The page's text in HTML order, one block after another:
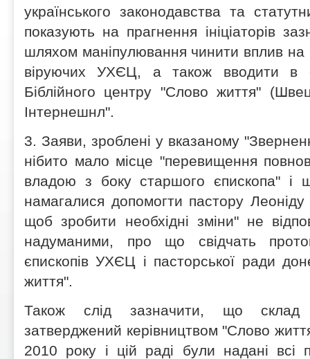
українського законодавства та
показують на прагнення ініціаторів
шляхом маніпулювання чинити вплив на
віруючих УХЄЦ, а також вводити в
Біблійного центру "Слово життя"
Інтернешнл".
3. Заяви, зроблені у вказаному
нібито мало місце "перевищення
владою з боку старшого єпископа" і
намагалися допомогти пастору
щоб зробити необхідні зміни" не
надуманими, про що свідчать
єпископів УХЄЦ і пасторської ради
життя".
Також слід зазначити, що
затверджений керівництвом "Слово
2010 року і цій раді були надані